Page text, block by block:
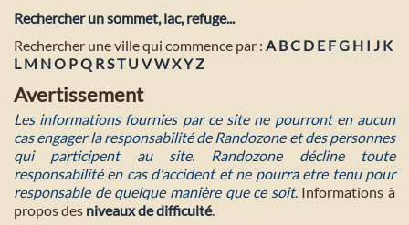
Rechercher un sommet, lac, refuge...
Rechercher une ville qui commence par : A BC D E FG H I J K
L M NO PQ R ST U VWXY Z
Avertissement
Les informations fournies par ce site ne pourront en aucun
cas engager la responsabilité de Randozone et des personnes
qui participent au site. Randozone décline toute
responsabilité en cas d'accident et ne pourra etre tenu pour
responsable de quelque manière que ce soit. Informations à
propos des niveaux de difficulté.